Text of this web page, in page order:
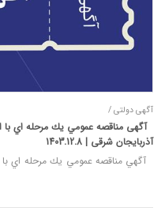
آگهی دولتی /
آگهی مناقصه عمومي يك مرحله اي
آذربایجان شرقی | 1403.12.8
آگهي مناقصه عمومي يك مرحله اي